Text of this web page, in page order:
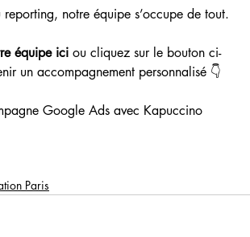
notre équipe s’occupe de tout.
équipe ici ou cliquez sur le bouton ci-
un accompagnement personnalisé 👇
Google Ads avec Kapuccino
Paris